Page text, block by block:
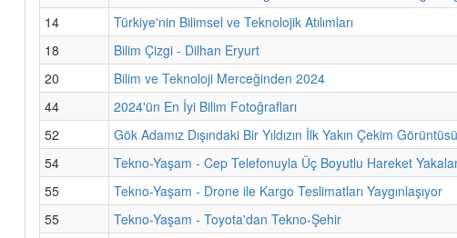
14
Türkiye'nin Bilimsel ve Teknolojik Atılımları
18
Bilim Çizgi - Dilhan Eryurt
20
Bilim ve Teknoloji Merceğinden 2024
44
2024'ün En İyi Bilim Fotoğrafları
52
Gök Adamız Dışındaki Bir Yıldızın İlk Yakın Çekim
54
Tekno-Yaşam - Cep Telefonuyla Üç Boyutlu Hareket
55
Tekno-Yaşam - Drone ile Kargo Teslimatları Yaygınlaşıyor
55
Tekno-Yaşam - Toyota'dan Tekno-Şehir